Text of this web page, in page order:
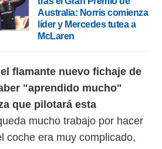
Australia: Norris comienza
líder y Mercedes tutea a
McLaren
el flamante nuevo fichaje de
"aprendido mucho"
que pilotará esta
mucho trabajo por hacer
coche era muy complicado,